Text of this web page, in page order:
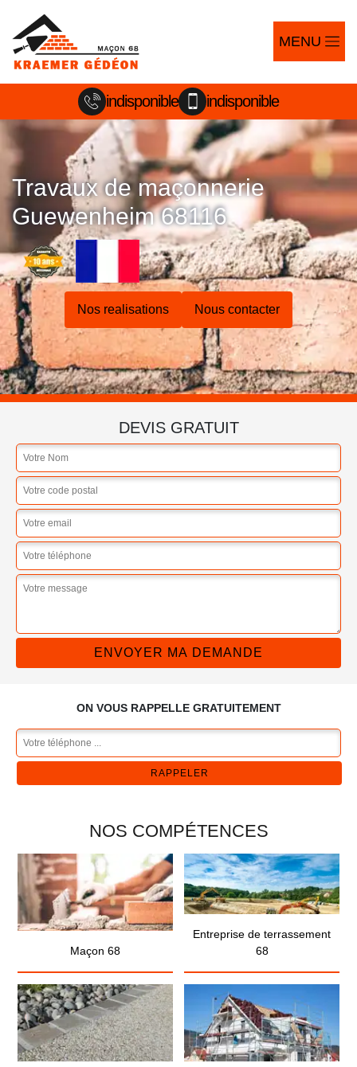
MENU
indisponible indisponible
Travaux de maçonnerie
Guewenheim 68116
Nos realisations Nous contacter
DEVIS GRATUIT
ON VOUS RAPPELLE GRATUITEMENT
NOS COMPÉTENCES
Maçon 68
Entreprise de terrassement
68